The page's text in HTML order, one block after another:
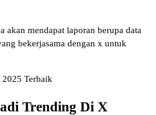
akan mendapat laporan berupa data
bekerjasama dengan x untuk
Trending Di X